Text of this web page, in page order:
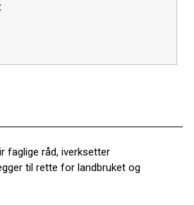
faglige råd, iverksetter
til rette for landbruket og